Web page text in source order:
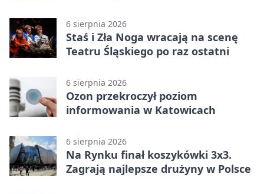
rundy kwalifikacyjnej
6 sierpnia 2026
Staś i Zła Noga wracają na scenę
Teatru Śląskiego po raz ostatni
6 sierpnia 2026
Ozon przekroczył poziom
informowania w Katowicach
6 sierpnia 2026
Na Rynku finał koszykówki 3x3.
Zagrają najlepsze drużyny w Polsce